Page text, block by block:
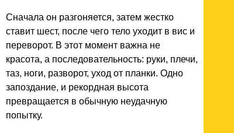
Сначала он разгоняется, затем жестко
ставит шест, после чего тело уходит в вис и
переворот. В этот момент важна не
красота, а последовательность: руки, плечи,
таз, ноги, разворот, уход от планки. Одно
запоздание, и рекордная высота
превращается в обычную неудачную
попытку.